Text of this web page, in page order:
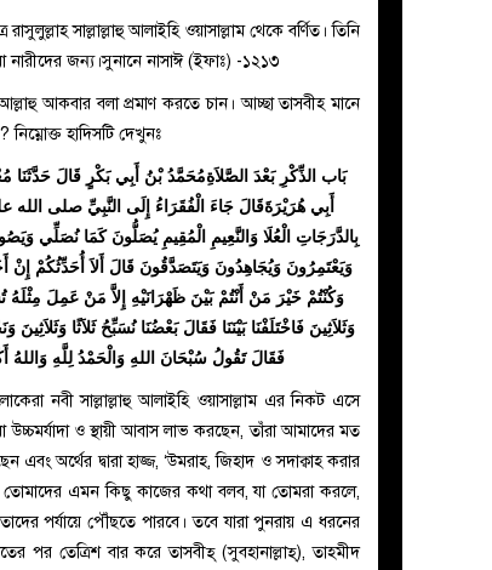
সাল্লাল্লাহু আলাইহি ওয়াসাল্লাম থেকে বর্ণিত। তিনি
জন্য।সুনানে নাসাঈ (ইফাঃ) -১২১৩
আকবার বলা প্রমাণ করতে চান। আচ্ছা তাসবীহ মানে
হাদিসটি দেখুনঃ
بَاب الذِّكْرِ بَعْدَ الصَّلاَةِمُحَمَّدُ بْنُ أَبِي بَكْرٍ قَالَ
أَبِي هُرَيْرَةَقَالَ جَاءَ الْفُقَرَاءُ إِلَى النَّبِيِّ صلى الله
بِالدَّرَجَاتِ الْعُلَا وَالنَّعِيمِ الْمُقِيمِ يُصَلُّونَ كَمَا نُصَلِّي
وَيَعْتَمِرُونَ وَيُجَاهِدُونَ وَيَتَصَدَّقُونَ قَالَ أَلاَ أُحَدِّثُكُمْ
وَكُنْتُمْ خَيْرَ مَنْ أَنْتُمْ بَيْنَ ظَهْرَانَيْهِ إِلاَّ مَنْ عَمِلَ
وَثَلاَثِينَ فَاخْتَلَفْنَا بَيْنَنَا فَقَالَ بَعْضُنَا نُسَبِّحُ ثَلاَثًا
فَقَالَ تَقُولُ سُبْحَانَ اللهِ وَالْحَمْدُ لِلَّهِ وَاللهُ
নবী সাল্লাল্লাহু আলাইহি ওয়াসাল্লাম এর নিকট এসে
উচ্চমর্যাদা ও স্থায়ী আবাস লাভ করছেন, তাঁরা আমাদের মত
অর্থের দ্বারা হাজ্জ, ‘উমরাহ, জিহাদ ও সদাক্বাহ করার
এমন কিছু কাজের কথা বলব, যা তোমরা করলে,
পর্যায়ে পৌঁছতে পারবে। তবে যারা পুনরায় এ ধরনের
পর তেত্রিশ বার করে তাসবীহ্ (সুবহানাল্লাহ্), তাহমীদ